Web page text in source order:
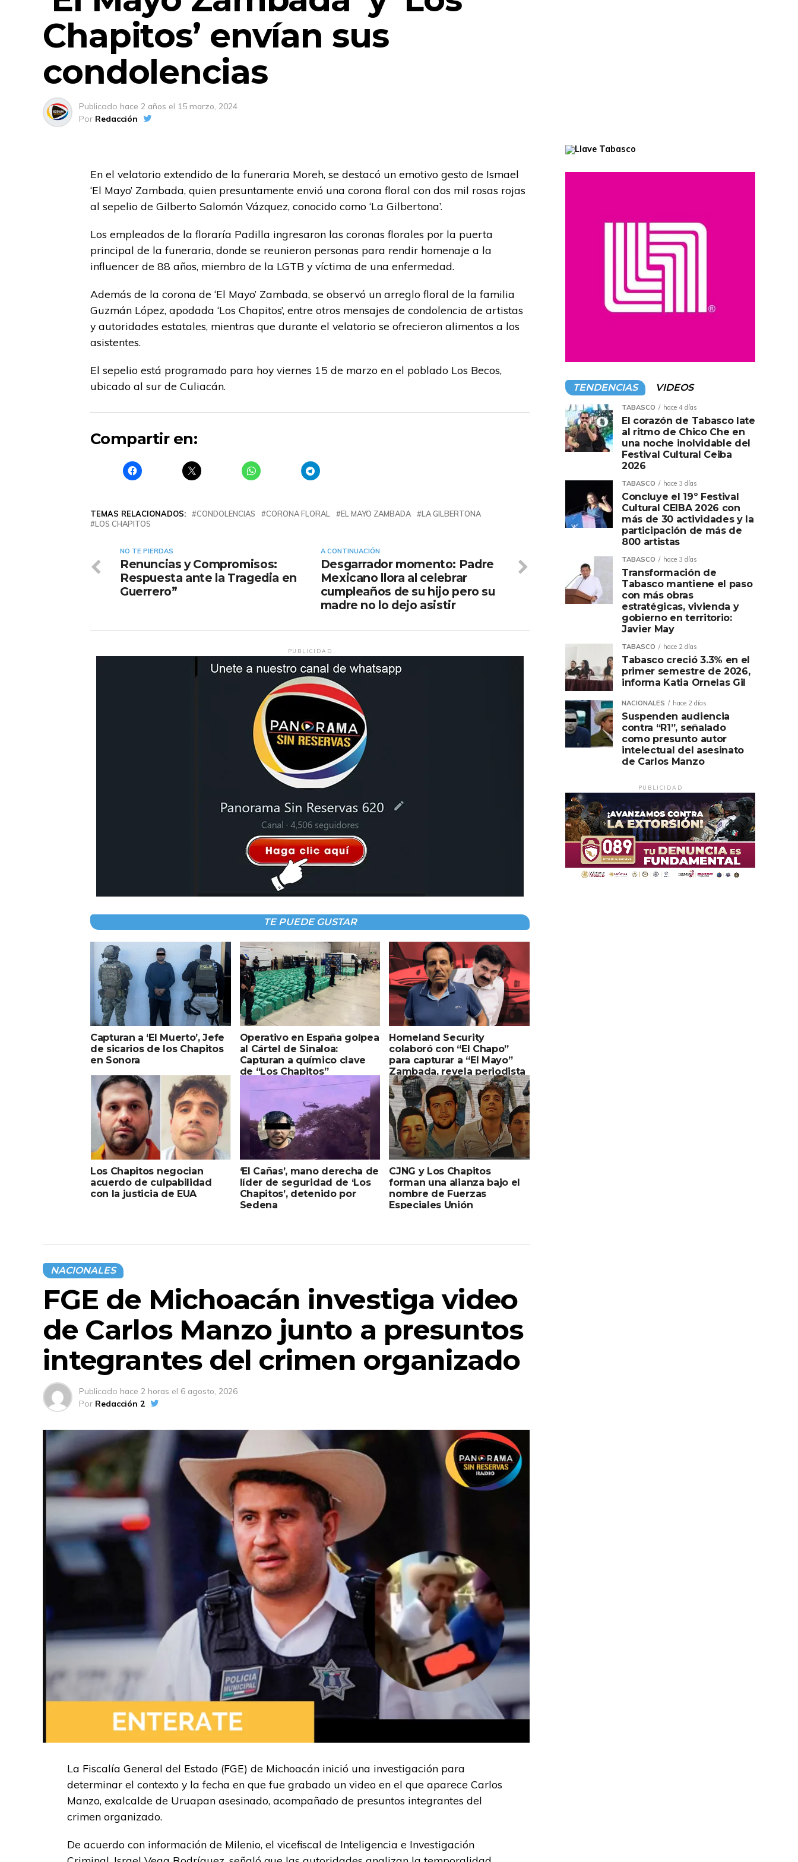
Chapitos’ envían sus
condolencias
Publicado hace 2 años el 15 marzo, 2024
Por Redacción
En el velatorio extendido de la funeraria Moreh, se destacó un emotivo gesto de Ismael
‘El Mayo’ Zambada, quien presuntamente envió una corona floral con dos mil rosas rojas
al sepelio de Gilberto Salomón Vázquez, conocido como ‘La Gilbertona’.
Los empleados de la floraría Padilla ingresaron las coronas florales por la puerta
principal de la funeraria, donde se reunieron personas para rendir homenaje a la
influencer de 88 años, miembro de la LGTB y víctima de una enfermedad.
Además de la corona de ‘El Mayo’ Zambada, se observó un arreglo floral de la familia
Guzmán López, apodada ‘Los Chapitos’, entre otros mensajes de condolencia de artistas
y autoridades estatales, mientras que durante el velatorio se ofrecieron alimentos a los
asistentes.
El sepelio está programado para hoy viernes 15 de marzo en el poblado Los Becos,
ubicado al sur de Culiacán.
Compartir en:
TEMAS RELACIONADOS: CONDOLENCIAS CORONA FLORAL EL MAYO ZAMBADA
LA GILBERTONA
LOS CHAPITOS
A CONTINUACIÓN
Desgarrador momento: Padre
Mexicano llora al celebrar
cumpleaños de su hijo pero su
madre no lo dejo asistir
NO TE PIERDAS
Renuncias y Compromisos:
Respuesta ante la Tragedia en
Guerrero”
PUBLICIDAD
TE PUEDE GUSTAR
Capturan a ‘El Muerto’, Jefe
de sicarios de los Chapitos
en Sonora
Operativo en España golpea
al Cártel de Sinaloa:
Capturan a químico clave
de “Los Chapitos”
Homeland Security
colaboró con “El Chapo”
para capturar a “El Mayo”
Zambada, revela periodista
Los Chapitos negocian
acuerdo de culpabilidad
con la justicia de EUA
‘El Cañas’, mano derecha de
líder de seguridad de ‘Los
Chapitos’, detenido por
Sedena
CJNG y Los Chapitos
forman una alianza bajo el
nombre de Fuerzas
Especiales Unión
NACIONALES
FGE de Michoacán investiga video
de Carlos Manzo junto a presuntos
integrantes del crimen organizado
Publicado hace 2 horas el 6 agosto, 2026
Por Redacción 2
La Fiscalía General del Estado (FGE) de Michoacán inició una investigación para
determinar el contexto y la fecha en que fue grabado un video en el que aparece Carlos
Manzo, exalcalde de Uruapan asesinado, acompañado de presuntos integrantes del
crimen organizado.
De acuerdo con información de Milenio, el vicefiscal de Inteligencia e Investigación
TENDENCIAS VIDEOS
TABASCO hace 4 días
El corazón de Tabasco late
al ritmo de Chico Che en
una noche inolvidable del
Festival Cultural Ceiba
2026
TABASCO hace 3 días
Concluye el 19º Festival
Cultural CEIBA 2026 con
más de 30 actividades y la
participación de más de
800 artistas
TABASCO hace 3 días
Transformación de
Tabasco mantiene el paso
con más obras
estratégicas, vivienda y
gobierno en territorio:
Javier May
TABASCO hace 2 días
Tabasco creció 3.3% en el
primer semestre de 2026,
informa Katia Ornelas Gil
NACIONALES hace 2 días
Suspenden audiencia
contra “R1”, señalado
como presunto autor
intelectual del asesinato
de Carlos Manzo
PUBLICIDAD